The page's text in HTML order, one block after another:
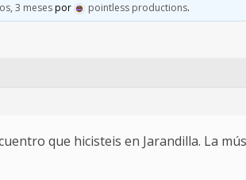
3 mesespor pointless productions.
que hicisteis en Jarandilla. La